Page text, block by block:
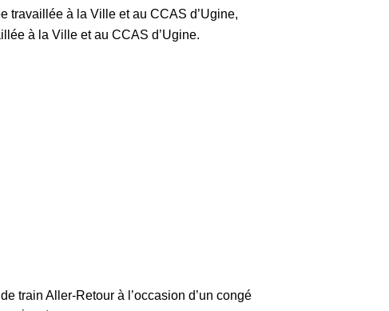
travaillée à la Ville et au CCAS d’Ugine,
à la Ville et au CCAS d’Ugine.
train Aller-Retour à l’occasion d’un congé